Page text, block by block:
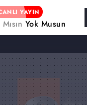
YAYIN
Yok Musun